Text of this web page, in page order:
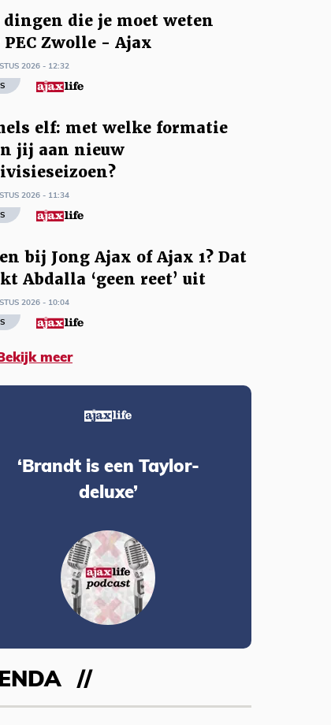
dingen die je moet weten
PEC Zwolle - Ajax
2026 - 12:32
elf: met welke formatie
jij aan nieuw
2026 - 11:34
bij Jong Ajax of Ajax 1? Dat
Abdalla ‘geen reet’ uit
2026 - 10:04
Bekijk meer
‘Brandt is een Taylor-
deluxe’